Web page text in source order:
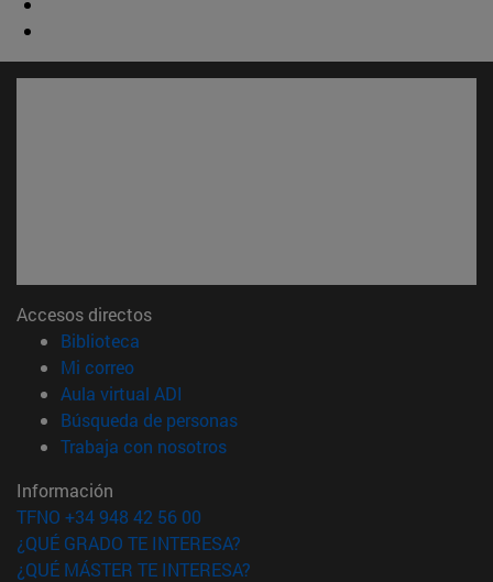
Accesos directos
Biblioteca
Mi correo(abre en nueva ventana)
Aula virtual ADI
Búsqueda de personas(abre en nueva ventana)
Trabaja con nosotros(abre en nueva ventana)
Información
TFNO +34 948 42 56 00
¿QUÉ GRADO TE INTERESA?
¿QUÉ MÁSTER TE INTERESA?